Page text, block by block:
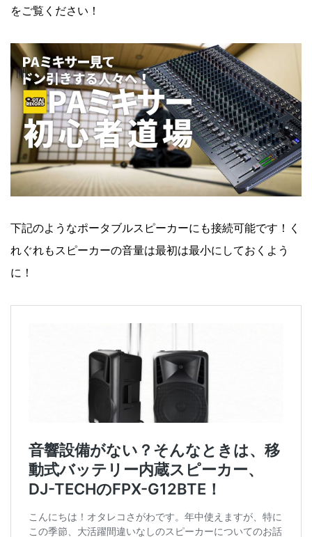
をご覧ください！
下記のようなポータブルスピーカーにも接続可能です！く
れぐれもスピーカーの音量は最初は最小にしておくよう
に！